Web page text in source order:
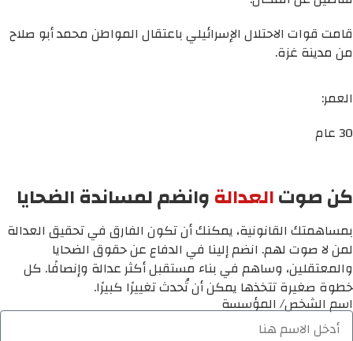
قامت قوات الاحتلال الإسرائيلي باعتقال المواطن محمد أبو صلاح
من مدينة غزة.
العمر:
30 عام
كن صوتالعدالةوانضم لمساندة الضحايا
بمساهمتك القانونية، يمكنك أن تكون الفارق في تحقيق العدالة
لمن لا صوت لهم. انضم إلينا في الدفاع عن حقوق الضحايا
والمعتقلين، وساهم في بناء مستقبل أكثر عدالة وإنصافًا. كل
خطوة صغيرة تتخذها يمكن أن تُحدث تغييرًا كبيرًا.
اسم الشخص/ المؤسسة